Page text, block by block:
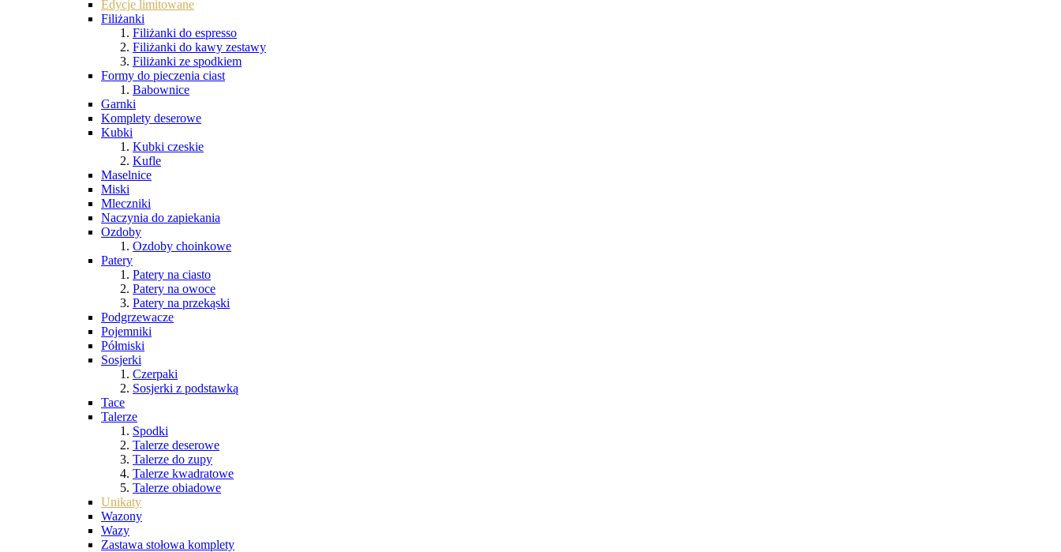
Edycje limitowane
Filiżanki
Filiżanki do espresso
Filiżanki do kawy zestawy
Filiżanki ze spodkiem
Formy do pieczenia ciast
Babownice
Garnki
Komplety deserowe
Kubki
Kubki czeskie
Kufle
Maselnice
Miski
Mleczniki
Naczynia do zapiekania
Ozdoby
Ozdoby choinkowe
Patery
Patery na ciasto
Patery na owoce
Patery na przekąski
Podgrzewacze
Pojemniki
Półmiski
Sosjerki
Czerpaki
Sosjerki z podstawką
Tace
Talerze
Spodki
Talerze deserowe
Talerze do zupy
Talerze kwadratowe
Talerze obiadowe
Unikaty
Wazony
Wazy
Zastawa stołowa komplety